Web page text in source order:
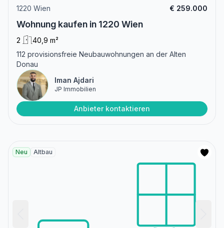
1220 Wien € 259.000
Wohnung kaufen in 1220 Wien
2
40,9 m²
112 provisionsfreie Neubauwohnungen an der Alten
Donau
Iman Ajdari
JP Immobilien
Anbieter kontaktieren
Neu Altbau